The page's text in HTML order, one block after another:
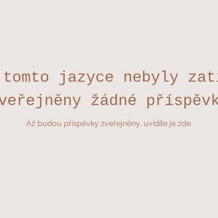
jazyce nebyly
žádné
Až budou příspěvky zveřejněny, uvidíte je zde.